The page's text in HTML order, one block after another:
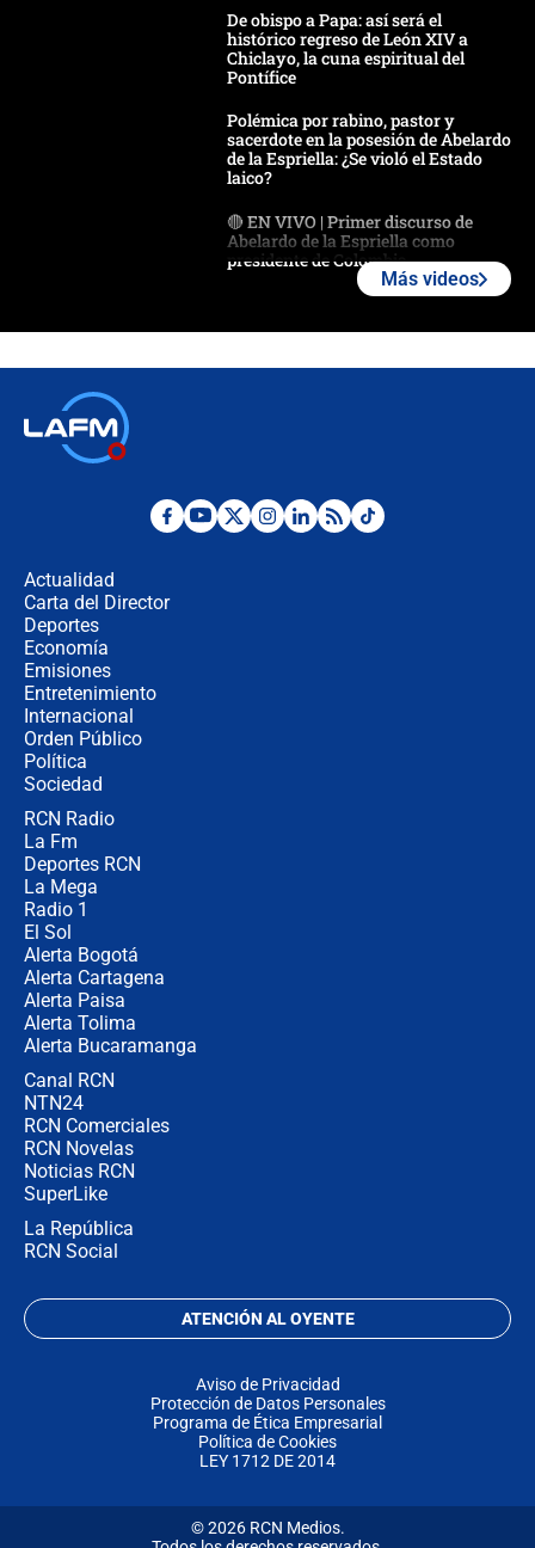
De obispo a Papa: así será el
histórico regreso de León XIV a
Chiclayo, la cuna espiritual del
Pontífice
Polémica por rabino, pastor y
sacerdote en la posesión de Abelardo
de la Espriella: ¿Se violó el Estado
laico?
🔴 EN VIVO | Primer discurso de
Abelardo de la Espriella como
presidente de Colombia
Desde dermatitis hasta infecciones:
Más videos
Actualidad
Carta del Director
Deportes
Economía
Emisiones
Entretenimiento
Internacional
Orden Público
Política
Sociedad
RCN Radio
La Fm
Deportes RCN
La Mega
Radio 1
El Sol
Alerta Bogotá
Alerta Cartagena
Alerta Paisa
Alerta Tolima
Alerta Bucaramanga
Canal RCN
NTN24
RCN Comerciales
RCN Novelas
Noticias RCN
SuperLike
La República
RCN Social
ATENCIÓN AL OYENTE
Aviso de Privacidad
Protección de Datos Personales
Programa de Ética Empresarial
Política de Cookies
LEY 1712 DE 2014
© 2026 RCN Medios.